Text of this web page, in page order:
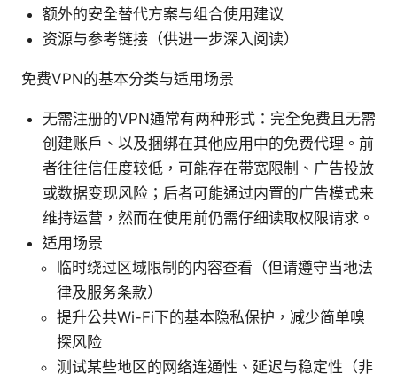
额外的安全替代方案与组合使用建议
资源与参考链接（供进一步深入阅读）
免费VPN的基本分类与适用场景
无需注册的VPN通常有两种形式：完全免费且无需
创建账户、以及捆绑在其他应用中的免费代理。前
者往往信任度较低，可能存在带宽限制、广告投放
或数据变现风险；后者可能通过内置的广告模式来
维持运营，然而在使用前仍需仔细读取权限请求。
适用场景
临时绕过区域限制的内容查看（但请遵守当地法
律及服务条款）
提升公共Wi-Fi下的基本隐私保护，减少简单嗅
探风险
测试某些地区的网络连通性、延迟与稳定性（非